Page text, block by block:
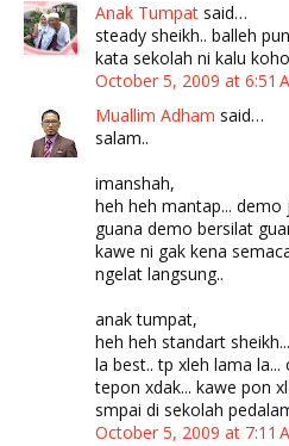
Anak Tumpat said…
steady sheikh.. balleh
kata sekolah ni kalu
October 5, 2009 at 6:51
Muallim Adham said…
salam..
imanshah,
heh heh mantap...
guana demo bersilat
kawe ni gak kena
ngelat langsung..
anak tumpat,
heh heh standart
la best.. tp xleh lama
tepon xdak... kawe pon
smpai di sekolah
October 5, 2009 at 7:11